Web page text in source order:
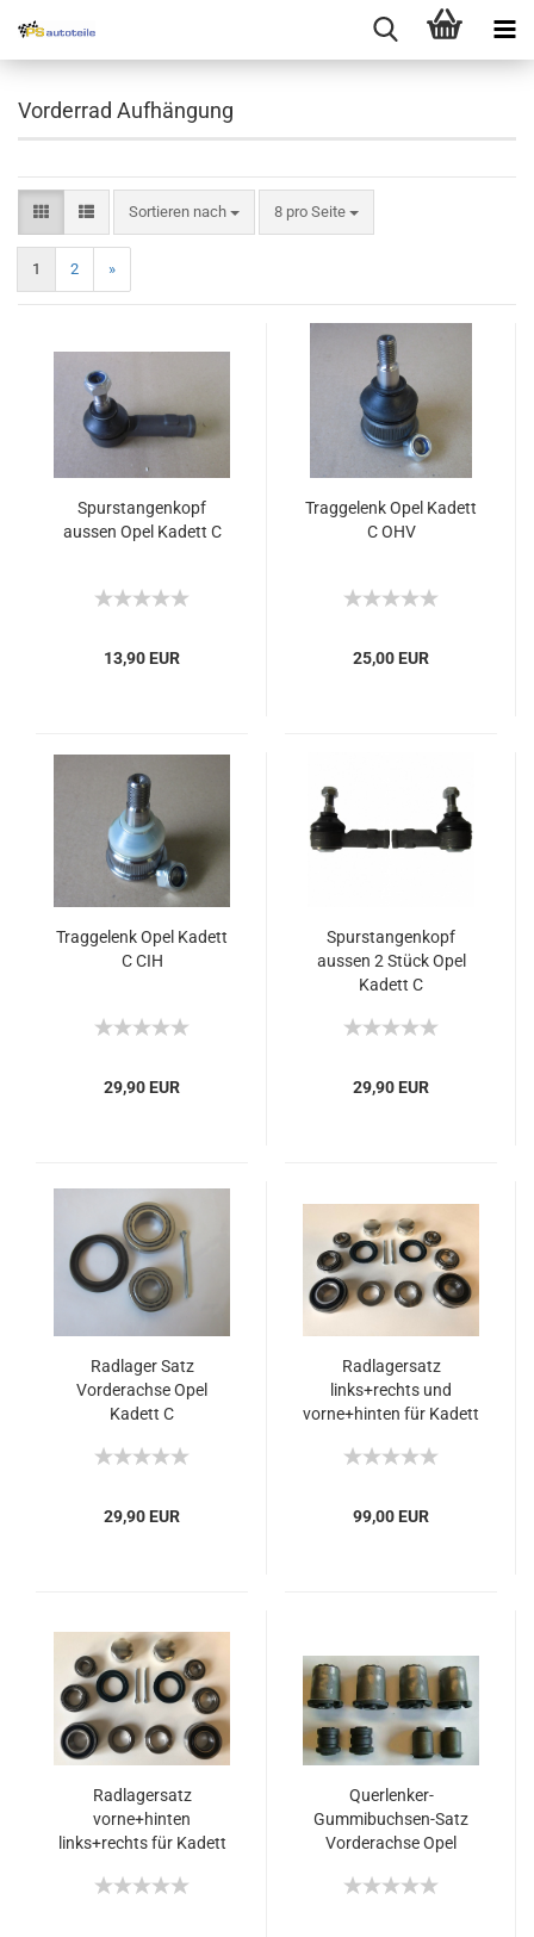
Vorderrad Aufhängung
Sortieren nach 8 pro Seite
1 2 »
Spurstangenkopf
aussen Opel Kadett C
13,90 EUR
Traggelenk Opel Kadett
C OHV
25,00 EUR
Traggelenk Opel Kadett
C CIH
29,90 EUR
Spurstangenkopf
aussen 2 Stück Opel
Kadett C
29,90 EUR
Radlager Satz
Vorderachse Opel
Kadett C
29,90 EUR
Radlagersatz
links+rechts und
vorne+hinten für Kadett
Rallye, 2.0GT/E
99,00 EUR
Radlagersatz
vorne+hinten
links+rechts für Kadett
1.0 1.1 1.2 1.6N
Querlenker-
Gummibuchsen-Satz
Vorderachse Opel
1.6S, 1.9GT/E, 2.0E